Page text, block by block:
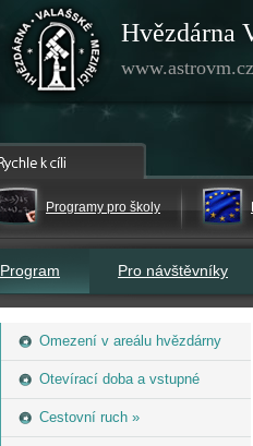
Hvězdárna
www.astrovm.cz
Programy pro školy
Program Pro návštěvníky
Omezení v areálu hvězdárny
Otevírací doba a vstupné
Cestovní ruch »